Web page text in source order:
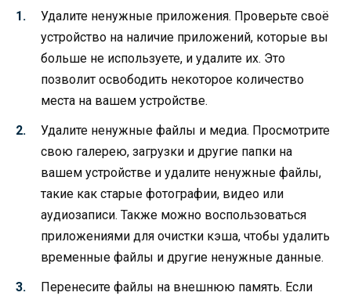
Удалите ненужные приложения. Проверьте своё
устройство на наличие приложений, которые вы
больше не используете, и удалите их. Это
позволит освободить некоторое количество
места на вашем устройстве.
Удалите ненужные файлы и медиа. Просмотрите
свою галерею, загрузки и другие папки на
вашем устройстве и удалите ненужные файлы,
такие как старые фотографии, видео или
аудиозаписи. Также можно воспользоваться
приложениями для очистки кэша, чтобы удалить
временные файлы и другие ненужные данные.
Перенесите файлы на внешнюю память. Если